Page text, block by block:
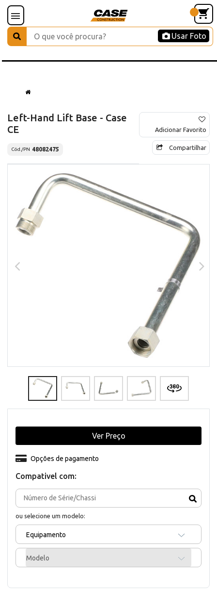
Usar Foto
Left-Hand Lift Base - Case
CE
Cód./PN 48082475
Adicionar Favorito
Compartilhar
Compativel com:
ou selecione um modelo:
Equipamento
Modelo
Opções de pagamento
Ver Preço